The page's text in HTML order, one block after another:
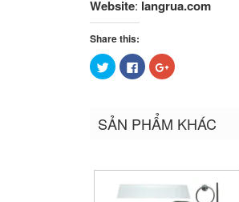
Website: langrua.com
Share this:
Bấm
để
chia
(Opens
in
Nhấn
vào
chia
Facebook
(Opens
in
Bấm
để
(Opens
in
SẢN PHẨM KHÁC